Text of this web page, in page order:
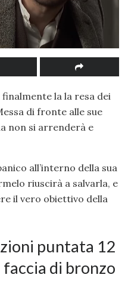
la la resa dei
di fronte alle sue
non si arrenderà e
all’interno della sua
riuscirà a salvarla, e
il vero obiettivo della
puntata 12
di bronzo